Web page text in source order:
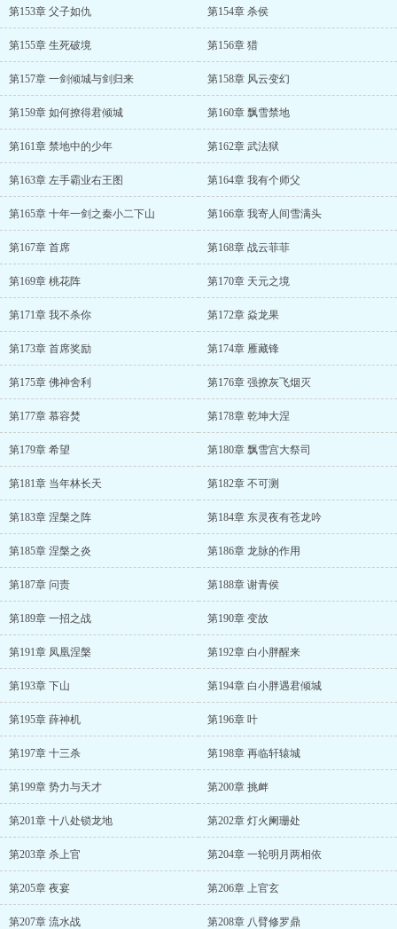
第153章 父子如仇 第154章 杀侯
第155章 生死破境 第156章 猎
第157章 一剑倾城与剑归来 第158章 风云变幻
第159章 如何撩得君倾城 第160章 飘雪禁地
第161章 禁地中的少年 第162章 武法狱
第163章 左手霸业右王图 第164章 我有个师父
第165章 十年一剑之秦小二下山 第166章 我寄人间雪满头
第167章 首席 第168章 战云菲菲
第169章 桃花阵 第170章 天元之境
第171章 我不杀你 第172章 焱龙果
第173章 首席奖励 第174章 雁藏锋
第175章 佛神舍利 第176章 强撩灰飞烟灭
第177章 慕容焚 第178章 乾坤大涅
第179章 希望 第180章 飘雪宫大祭司
第181章 当年林长天 第182章 不可测
第183章 涅槃之阵 第184章 东灵夜有苍龙吟
第185章 涅槃之炎 第186章 龙脉的作用
第187章 问责 第188章 谢青侯
第189章 一招之战 第190章 变故
第191章 凤凰涅槃 第192章 白小胖醒来
第193章 下山 第194章 白小胖遇君倾城
第195章 薛神机 第196章 叶
第197章 十三杀 第198章 再临轩辕城
第199章 势力与天才 第200章 挑衅
第201章 十八处锁龙地 第202章 灯火阑珊处
第203章 杀上官 第204章 一轮明月两相依
第205章 夜宴 第206章 上官玄
第207章 流水战 第208章 八臂修罗鼎